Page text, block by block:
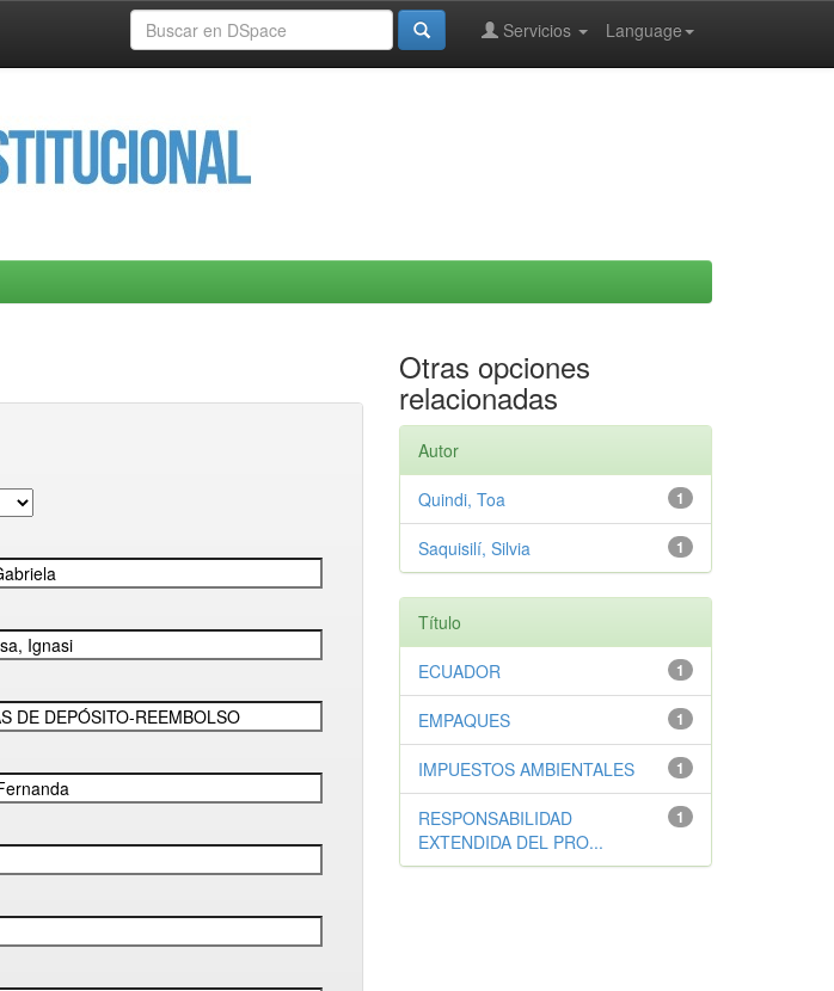
Language
Servicios
Otras opciones
relacionadas
Autor
1
Quindi, Toa
1
Saquisilí, Silvia
Título
1
ECUADOR
1
EMPAQUES
1
IMPUESTOS AMBIENTALES
1
RESPONSABILIDAD
EXTENDIDA DEL PRO...